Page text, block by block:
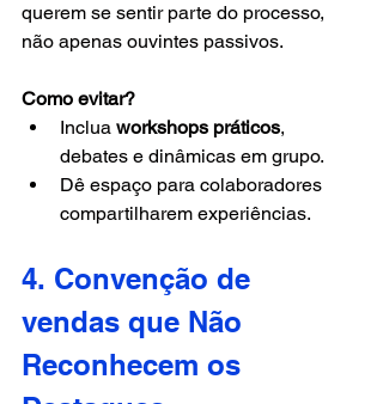
querem se sentir parte do processo,
não apenas ouvintes passivos.
Como evitar?
Inclua workshops práticos,
debates e dinâmicas em grupo.
Dê espaço para colaboradores
compartilharem experiências.
4. Convenção de
vendas que Não
Reconhecem os